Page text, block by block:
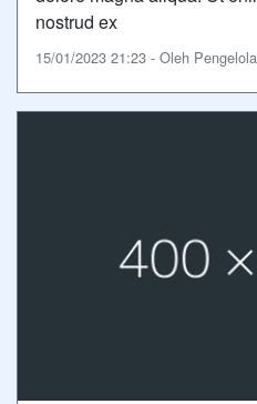
nostrud ex
15/01/2023 21:23 - Oleh